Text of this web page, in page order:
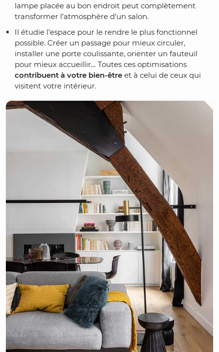
lampe placée au bon endroit peut complètement
transformer l’atmosphère d’un salon.
Il étudie l’espace pour le rendre le plus fonctionnel
possible. Créer un passage pour mieux circuler,
installer une porte coulissante, orienter un fauteuil
pour mieux accueillir… Toutes ces optimisations
contribuent à votre bien-être et à celui de ceux qui
visitent votre intérieur.